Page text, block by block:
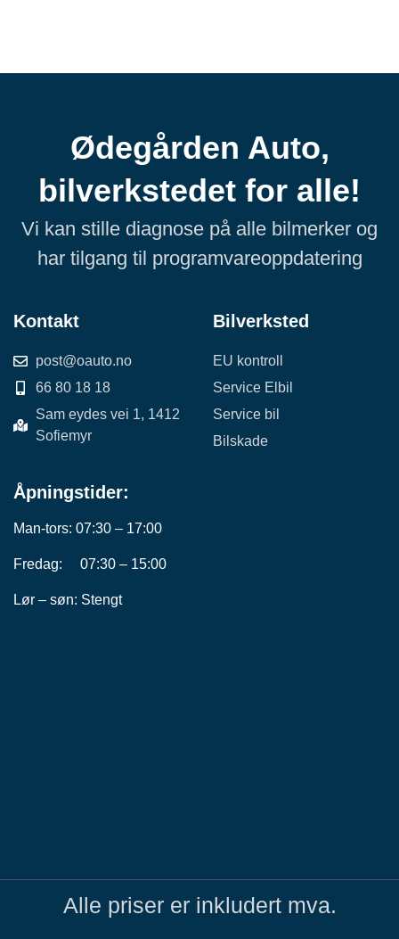
Ødegården Auto,
bilverkstedet for alle!
Vi kan stille diagnose på alle bilmerker og
har tilgang til programvareoppdatering
Kontakt
post@oauto.no
66 80 18 18
Sam eydes vei 1, 1412
Sofiemyr
Bilverksted
EU kontroll
Service Elbil
Service bil
Bilskade
Åpningstider:
Man-tors: 07:30 – 17:00
Fredag: 07:30 – 15:00
Lør – søn: Stengt
Alle priser er inkludert mva.